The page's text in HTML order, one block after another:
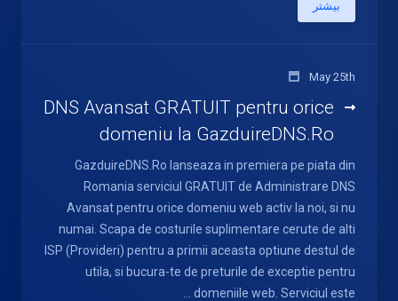
بیشتر
May 25th
DNS Avansat GRATUIT pentru orice
domeniu la GazduireDNS.Ro
GazduireDNS.Ro lanseaza in premiera pe piata din
Romania serviciul GRATUIT de Administrare DNS
Avansat pentru orice domeniu web activ la noi, si nu
numai. Scapa de costurile suplimentare cerute de alti
ISP (Provideri) pentru a primii aceasta optiune destul de
utila, si bucura-te de preturile de exceptie pentru
domeniile web. Serviciul este ...